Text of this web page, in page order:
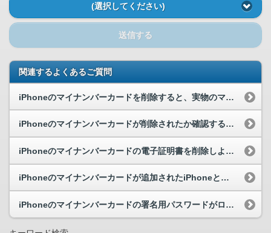
(選択してください)
送信する
関連するよくあるご質問
iPhoneのマイナンバーカードを削除すると、実物のマイナンバーカードも失効になりますか。
iPhoneのマイナンバーカードが削除されたか確認するにはどうすればよいですか。
iPhoneのマイナンバーカードの電子証明書を削除しようとしたら、エラーが表示されました。どう...
iPhoneのマイナンバーカードが追加されたiPhoneとは別の端末（Android端末、iP...
iPhoneのマイナンバーカードの署名用パスワードがロックされました。どうすればよいですか。